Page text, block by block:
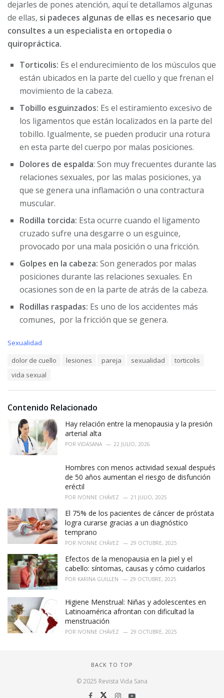
dejarles de pones atención, aquí te detallamos algunas
de ellas, si padeces algunas de ellas es necesario que
consultes a un especialista en ortopedia o
quiropráctica.
Torticolis: Es el endurecimiento de los músculos que
están ubicados en la parte del cuello y que frenan el
movimiento de la cabeza.
Tobillo esguinzados: Es el estiramiento excesivo de
los ligamentos que están localizados en la parte del
tobillo. Igualmente, se pueden producir una rotura
en esta parte del cuerpo por malas posiciones.
Dolores de espalda: Son muy frecuentes durante las
relaciones sexuales, por las malas posiciones, ya
que se genera una inflamación o una contractura
muscular.
Rodilla torcida: Esta ocurre cuando el ligamento
cruzado sufre una desgarre o un esguince,
provocado por una mala posición o una fricción.
Golpes en la cabeza: Son generados por malas
posiciones durante las relaciones sexuales. En
ocasiones son de en la parte de atrás de la cabeza.
Rodillas raspadas: Es uno de los accidentes más
comunes, por la fricción que se genera.
C
i
Sexualidad
dolor de cuello lesiones pareja sexualidad
torticolis
vida sexual
Contenido Relacionado
Hay relación entre la menopausia y la presión
arterial alta
POR VIDASANA 22 JULIO, 2026
Hombres con menos actividad sexual después
de 50 años aumentan el riesgo de disfunción
eréctil
POR IVONNE CHÁVEZ 21 JULIO, 2025
El 75% de los pacientes de cáncer de próstata
logra curarse gracias a un diagnóstico
temprano
POR IVONNE CHÁVEZ 29 OCTUBRE, 2025
Efectos de la menopausia en la piel y el
cabello: síntomas, causas y cómo cuidarlos
POR KARINA GUILLEN 29 OCTUBRE, 2025
Higiene Menstrual: Niñas y adolescentes en
Latinoamérica afrontan con dificultad la
menstruación
POR IVONNE CHÁVEZ 29 OCTUBRE, 2025
BACK TO TOP
© 2025 Revista Vida Sana